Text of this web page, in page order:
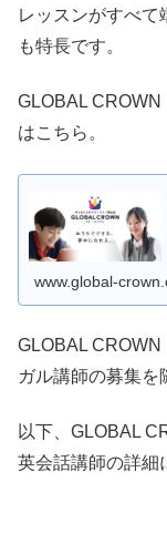
レッスンがすべて
も特長です。
GLOBAL CROWN
はこちら。
www.global-
GLOBAL
ガル講師の募集を
以下、GLOBAL
英会話講師の詳細